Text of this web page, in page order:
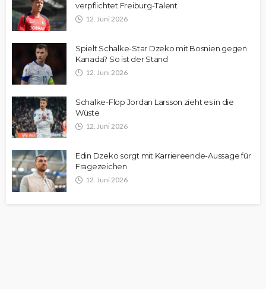
verpflichtet Freiburg-Talent
12. Juni 2026
Spielt Schalke-Star Dzeko mit Bosnien gegen
Kanada? So ist der Stand
12. Juni 2026
Schalke-Flop Jordan Larsson zieht es in die
Wüste
12. Juni 2026
Edin Dzeko sorgt mit Karriereende-Aussage für
Fragezeichen
12. Juni 2026